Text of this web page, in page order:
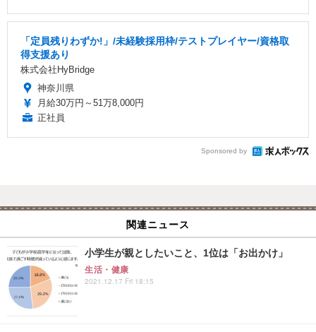
「定員残りわずか!」/未経験採用枠/テストプレイヤー/資格取
得支援あり
株式会社HyBridge
神奈川県
月給30万円～51万8,000円
正社員
Sponsored by
関連ニュース
小学生が親としたいこと、1位は「お出かけ」
生活・健康
2021.12.17 Fri 18:15